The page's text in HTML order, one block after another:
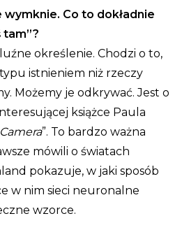
wymknie. Co to dokładnie
tam”?
określenie. Chodzi o to,
istnieniem niż rzeczy
Możemy je odkrywać. Jest o
książce Paula
”. To bardzo ważna
mówili o światach
pokazuje, w jaki sposób
w nim sieci neuronalne
wzorce.